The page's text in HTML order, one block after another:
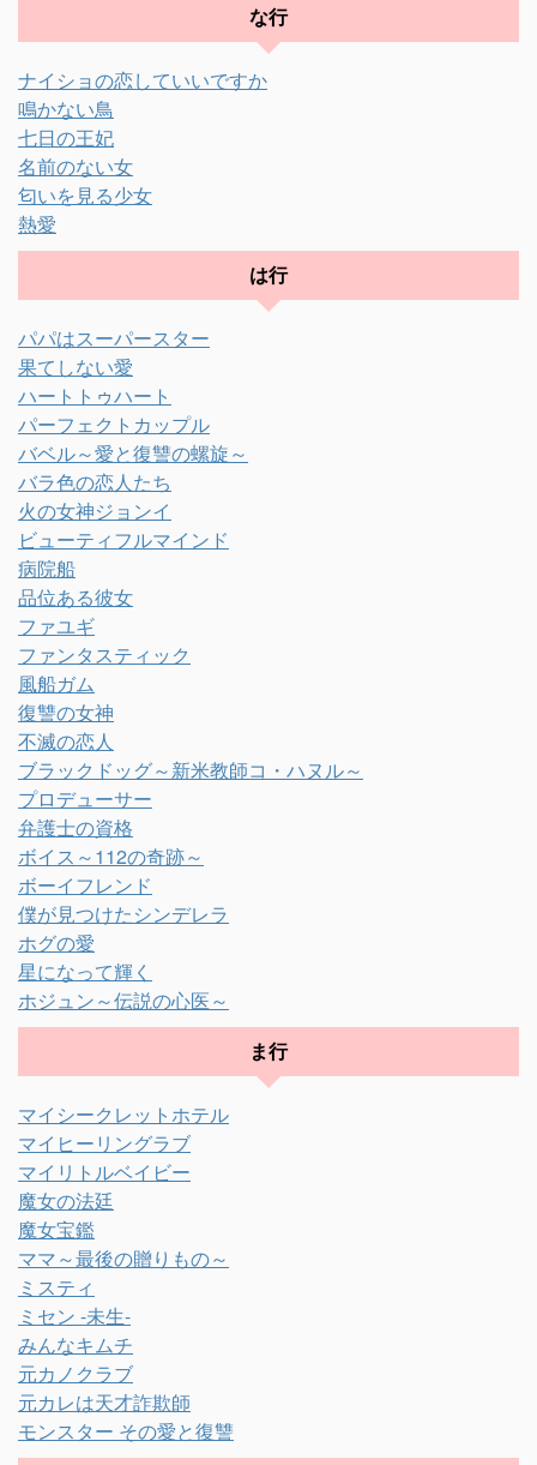
な行
ナイショの恋していいですか
鳴かない鳥
七日の王妃
名前のない女
匂いを見る少女
熱愛
は行
パパはスーパースター
果てしない愛
ハートトゥハート
パーフェクトカップル
バベル～愛と復讐の螺旋～
バラ色の恋人たち
火の女神ジョンイ
ビューティフルマインド
病院船
品位ある彼女
ファユギ
ファンタスティック
風船ガム
復讐の女神
不滅の恋人
ブラックドッグ～新米教師コ・ハヌル～
プロデューサー
弁護士の資格
ボイス～112の奇跡～
ボーイフレンド
僕が見つけたシンデレラ
ホグの愛
星になって輝く
ホジュン～伝説の心医～
ま行
マイシークレットホテル
マイヒーリングラブ
マイリトルベイビー
魔女の法廷
魔女宝鑑
ママ～最後の贈りもの～
ミスティ
ミセン -未生-
みんなキムチ
元カノクラブ
元カレは天才詐欺師
モンスター その愛と復讐